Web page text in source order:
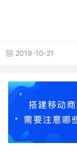
2019-10-21